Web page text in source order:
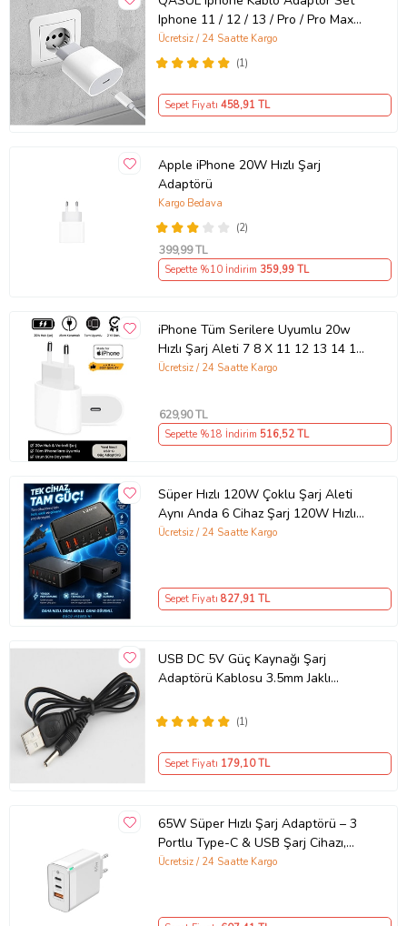
Iphone 11 / 12 / 13 / Pro / Pro Max
Uyumlu Şarj Aleti Seti
(1)
Ücretsiz / 24 Saatte Kargo
Sepet Fiyatı 458,91 TL
Apple iPhone 20W Hızlı Şarj
Adaptörü
(2)
Kargo Bedava
399,99 TL
Sepette %10 İndirim 359,99 TL
iPhone Tüm Serilere Uyumlu 20w
Hızlı Şarj Aleti 7 8 X 11 12 13 14 15
16 İçin Type-C Girişli Adaptör
Ücretsiz / 24 Saatte Kargo
629,90 TL
Sepette %18 İndirim 516,52 TL
Süper Hızlı 120W Çoklu Şarj Aleti
Aynı Anda 6 Cihaz Şarj 120W Hızlı
Şarj İstasyonu Çoklu USB & Type-C
Ücretsiz / 24 Saatte Kargo
Sepet Fiyatı 827,91 TL
USB DC 5V Güç Kaynağı Şarj
Adaptörü Kablosu 3.5mm Jaklı
(1)
Sepet Fiyatı 179,10 TL
65W Süper Hızlı Şarj Adaptörü – 3
Portlu Type-C & USB Şarj Cihazı,
GaN Teknolojili 65W Hızlı Şarj Cihazı
Adaptörü – Type-C ve USB Çıkışlı,
Ücretsiz / 24 Saatte Kargo